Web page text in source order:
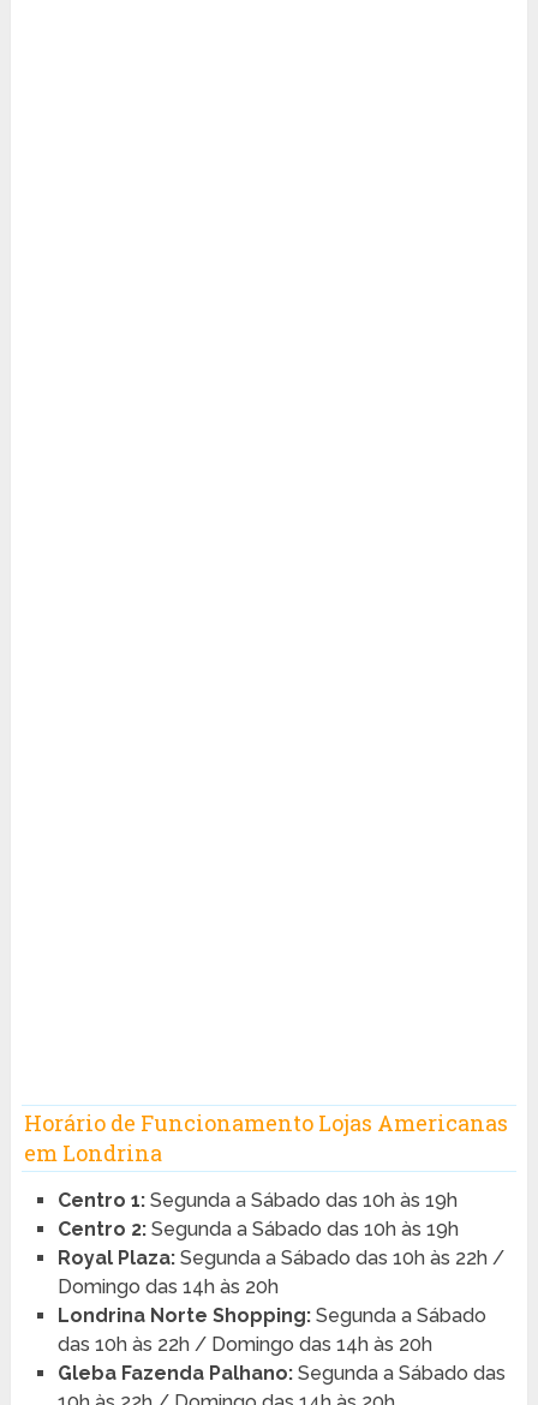
Horário de Funcionamento Lojas Americanas
em Londrina
Centro 1:Segunda a Sábado das 10h às 19h
Centro 2:Segunda a Sábado das 10h às 19h
Royal Plaza:Segunda a Sábado das 10h às 22h /
Domingo das 14h às 20h
Londrina Norte Shopping:Segunda a Sábado
das 10h às 22h / Domingo das 14h às 20h
Gleba Fazenda Palhano:Segunda a Sábado das